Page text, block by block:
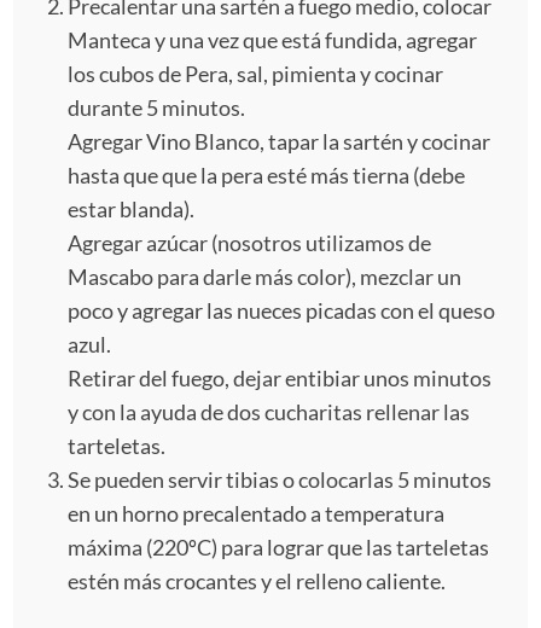
Precalentar una sartén a fuego medio, colocar
Manteca y una vez que está fundida, agregar
los cubos de Pera, sal, pimienta y cocinar
durante 5 minutos.
Agregar Vino Blanco, tapar la sartén y cocinar
hasta que que la pera esté más tierna (debe
estar blanda).
Agregar azúcar (nosotros utilizamos de
Mascabo para darle más color), mezclar un
poco y agregar las nueces picadas con el queso
azul.
Retirar del fuego, dejar entibiar unos minutos
y con la ayuda de dos cucharitas rellenar las
tarteletas.
Se pueden servir tibias o colocarlas 5 minutos
en un horno precalentado a temperatura
máxima (220ºC) para lograr que las tarteletas
estén más crocantes y el relleno caliente.